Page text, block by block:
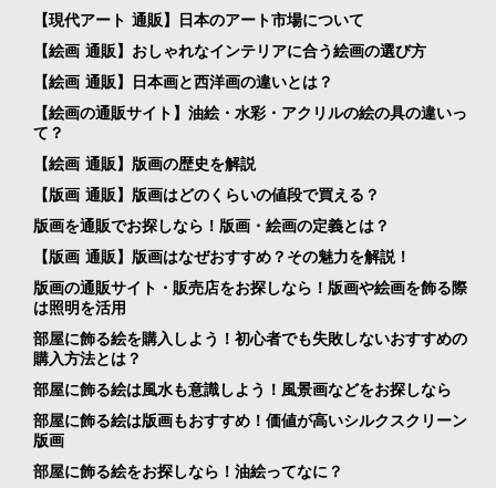
【現代アート 通販】日本のアート市場について
【絵画 通販】おしゃれなインテリアに合う絵画の選び方
【絵画 通販】日本画と西洋画の違いとは？
【絵画の通販サイト】油絵・水彩・アクリルの絵の具の違いっ
て？
【絵画 通販】版画の歴史を解説
【版画 通販】版画はどのくらいの値段で買える？
版画を通販でお探しなら！版画・絵画の定義とは？
【版画 通販】版画はなぜおすすめ？その魅力を解説！
版画の通販サイト・販売店をお探しなら！版画や絵画を飾る際
は照明を活用
部屋に飾る絵を購入しよう！初心者でも失敗しないおすすめの
購入方法とは？
部屋に飾る絵は風水も意識しよう！風景画などをお探しなら
部屋に飾る絵は版画もおすすめ！価値が高いシルクスクリーン
版画
部屋に飾る絵をお探しなら！油絵ってなに？